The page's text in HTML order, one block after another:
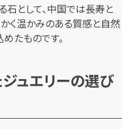
として、中国では長寿と
く温かみのある質感と自然
たものです。
ュエリーの選び